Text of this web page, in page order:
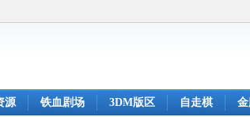
源 铁血剧场 3DM版区 自走棋